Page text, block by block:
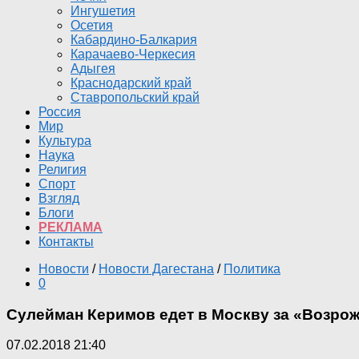
Ингушетия
Осетия
Кабардино-Балкария
Карачаево-Черкесия
Адыгея
Краснодарский край
Ставропольский край
Россия
Мир
Культура
Наука
Религия
Спорт
Взгляд
Блоги
РЕКЛАМА
Контакты
Новости / Новости Дагестана / Политика
0
Сулейман Керимов едет в Москву за
07.02.2018 21:40